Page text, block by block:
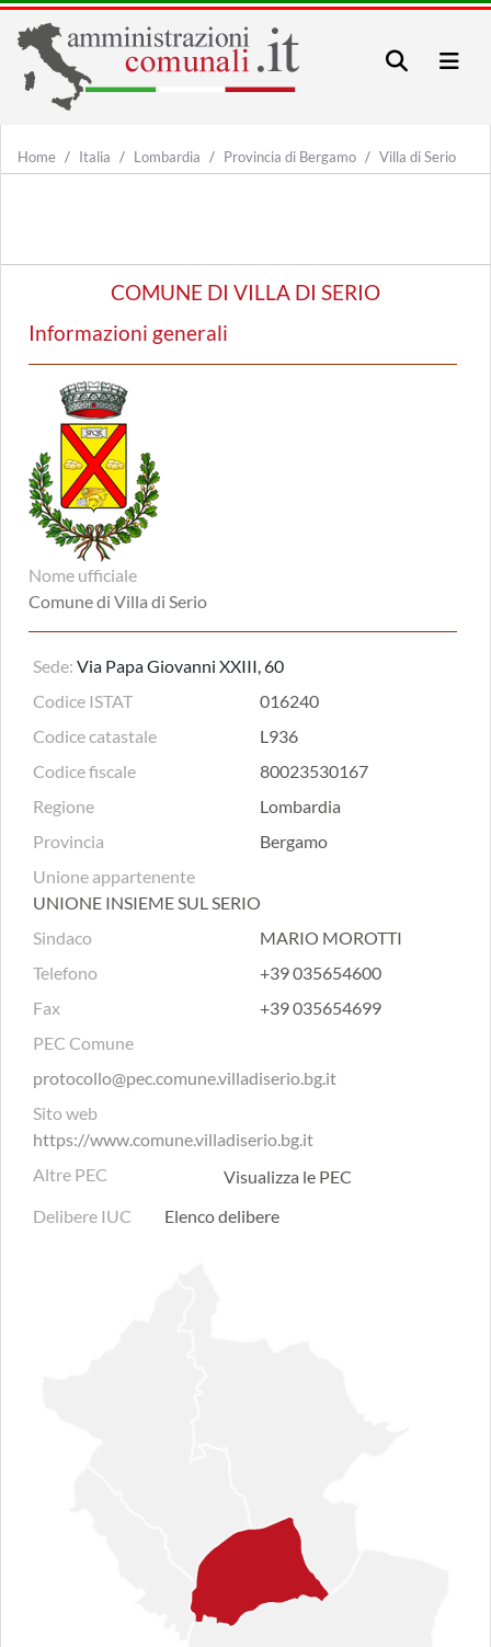
Home Italia Lombardia Provincia di Bergamo Villa di Serio
COMUNE DI VILLA DI SERIO
Informazioni generali
Nome ufficiale
Comune di Villa di Serio
Sede: Via Papa Giovanni XXIII, 60
Codice ISTAT
016240
Codice catastale
L936
Codice fiscale
80023530167
Regione
Lombardia
Provincia
Bergamo
Unione appartenente
UNIONE INSIEME SUL SERIO
Sindaco
MARIO MOROTTI
Telefono
+39 035654600
Fax
+39 035654699
PEC Comune
protocollo@pec.comune.villadiserio.bg.it
Sito web
https://www.comune.villadiserio.bg.it
Altre PEC
Visualizza le PEC
Delibere IUC
Elenco delibere